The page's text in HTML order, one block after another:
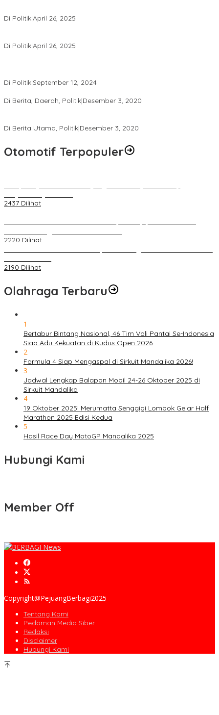
Di Politik|April 26, 2025
Di Politik|April 26, 2025
Di Politik|September 12, 2024
Di Berita, Daerah, Politik|Desember 3, 2020
Di Berita Utama, Politik|Desember 3, 2020
Otomotif Terpopuler
2437 Dilihat
2220 Dilihat
2190 Dilihat
Olahraga Terbaru
1
Bertabur Bintang Nasional, 46 Tim Voli Pantai Se-Indonesia
Siap Adu Kekuatan di Kudus Open 2026
2
Formula 4 Siap Mengaspal di Sirkuit Mandalika 2026!
3
Jadwal Lengkap Balapan Mobil 24-26 Oktober 2025 di
Sirkuit Mandalika
4
19 Oktober 2025! Merumatta Senggigi Lombok Gelar Half
Marathon 2025 Edisi Kedua
5
Hasil Race Day MotoGP Mandalika 2025
Hubungi Kami
Member Off
Copyright@PejuangBerbagi2025
Tentang Kami
Pedoman Media Siber
Redaksi
Disclaimer
Hubungi Kami